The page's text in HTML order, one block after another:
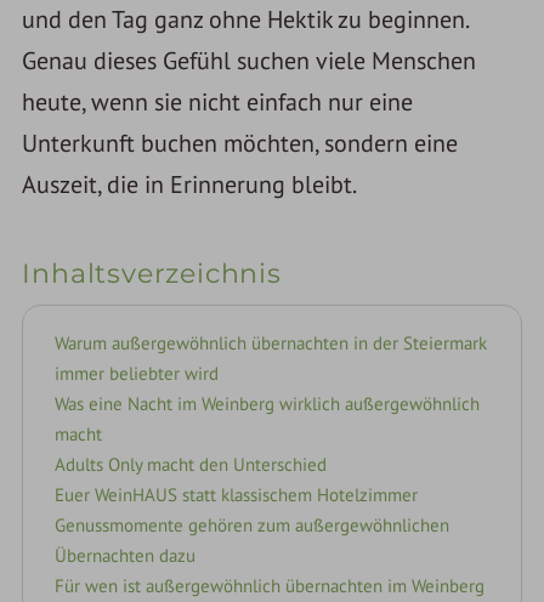
und den Tag ganz ohne Hektik zu beginnen.
Genau dieses Gefühl suchen viele Menschen
heute, wenn sie nicht einfach nur eine
Unterkunft buchen möchten, sondern eine
Auszeit, die in Erinnerung bleibt.
Inhaltsverzeichnis
Warum außergewöhnlich übernachten in der Steiermark
immer beliebter wird
Was eine Nacht im Weinberg wirklich außergewöhnlich
macht
Adults Only macht den Unterschied
Euer WeinHAUS statt klassischem Hotelzimmer
Genussmomente gehören zum außergewöhnlichen
Übernachten dazu
Für wen ist außergewöhnlich übernachten im Weinberg